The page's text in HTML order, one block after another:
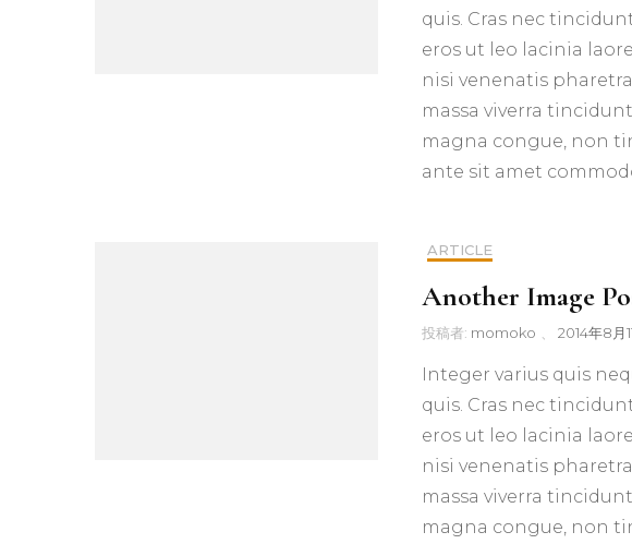
quis. Cras nec
eros ut leo lacinia
nisi venenatis
massa viverra
magna congue, non
ante sit amet
ARTICLE
Another Image
投稿者: momoko 2014年8月
Integer varius quis
quis. Cras nec
eros ut leo lacinia
nisi venenatis
massa viverra
magna congue, non